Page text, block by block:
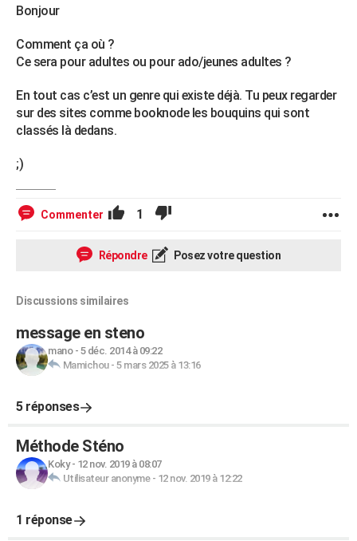
Bricolage
Lifestyle
Culture
SportAuto
Television
Voyage
Cinema
Bonjour
Comment ça où ?
Ce sera pour adultes ou pour ado/jeunes adultes ?
En tout cas c’est un genre qui existe déjà. Tu peux regarder
sur des sites comme booknode les bouquins qui sont
classés là dedans.
;)
Commenter 1
Répondre Posez votre question
Discussions similaires
message en steno
mano- 5 déc. 2014 à 09:22
Mamichou- 5 mars 2025 à 13:16
5 réponses
Méthode Sténo
Koky- 12 nov. 2019 à 08:07
Utilisateur anonyme- 12 nov. 2019 à 12:22
1 réponse